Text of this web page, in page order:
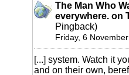
The Man Who
everywhere. on
Pingback)
Friday, 6
[...] system. Watch it
and on their own,